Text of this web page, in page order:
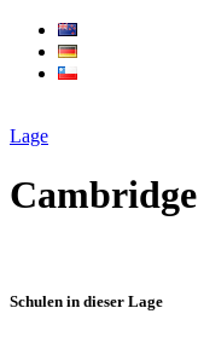
Lage
Cambridge
Schulen in dieser Lage